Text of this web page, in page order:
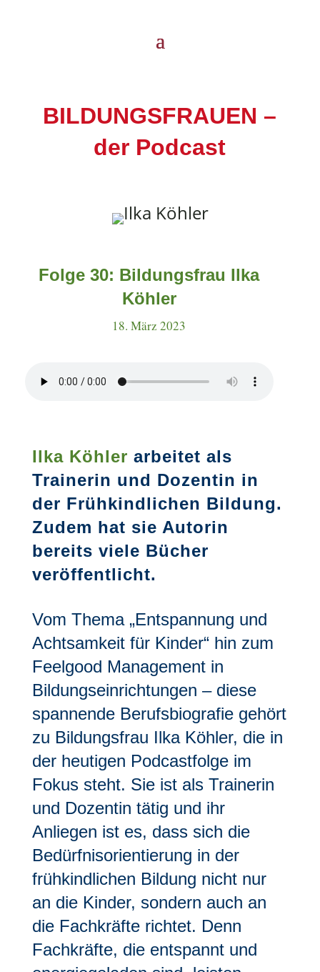
BILDUNGSFRAUEN –
der Podcast
Folge 30: Bildungsfrau Ilka
Köhler
18. März 2023
Ilka Köhler arbeitet als
Trainerin und Dozentin in
der Frühkindlichen Bildung.
Zudem hat sie Autorin
bereits viele Bücher
veröffentlicht.
Vom Thema „Entspannung und
Achtsamkeit für Kinder“ hin zum
Feelgood Management in
Bildungseinrichtungen – diese
spannende Berufsbiografie gehört
zu Bildungsfrau Ilka Köhler, die in
der heutigen Podcastfolge im
Fokus steht. Sie ist als Trainerin
und Dozentin tätig und ihr
Anliegen ist es, dass sich die
Bedürfnisorientierung in der
frühkindlichen Bildung nicht nur
an die Kinder, sondern auch an
die Fachkräfte richtet. Denn
Fachkräfte, die entspannt und